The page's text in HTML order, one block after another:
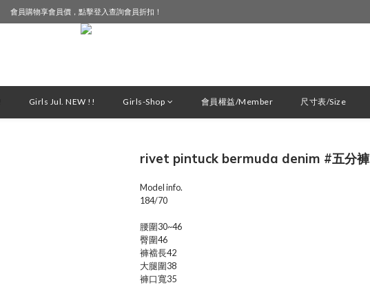
LINE好友募集中，加入就送購物金$50！
會員購物享會員價，點擊登入查詢會員折扣！
LINE好友募集中，加入就送購物金$50！
Girls Jul. NEW !! Girls-Shop 會員權益/Member 尺寸表/Size
rivet pintuck bermuda denim #五分褲
Model info.
184/70
腰圍30~46
臀圍46
褲襠長42
大腿圍38
褲口寬35